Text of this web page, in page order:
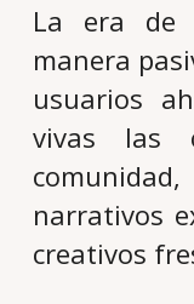
La era de
manera
usuarios
vivas las
narrativos
creativos